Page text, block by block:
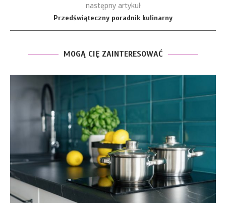
następny artykuł
Przedświąteczny poradnik kulinarny
MOGĄ CIĘ ZAINTERESOWAĆ